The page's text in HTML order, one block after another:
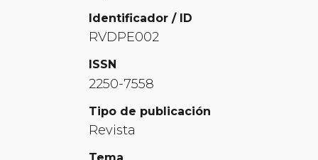
Identificador / ID
RVDPE002
ISSN
2250-7558
Tipo de publicación
Revista